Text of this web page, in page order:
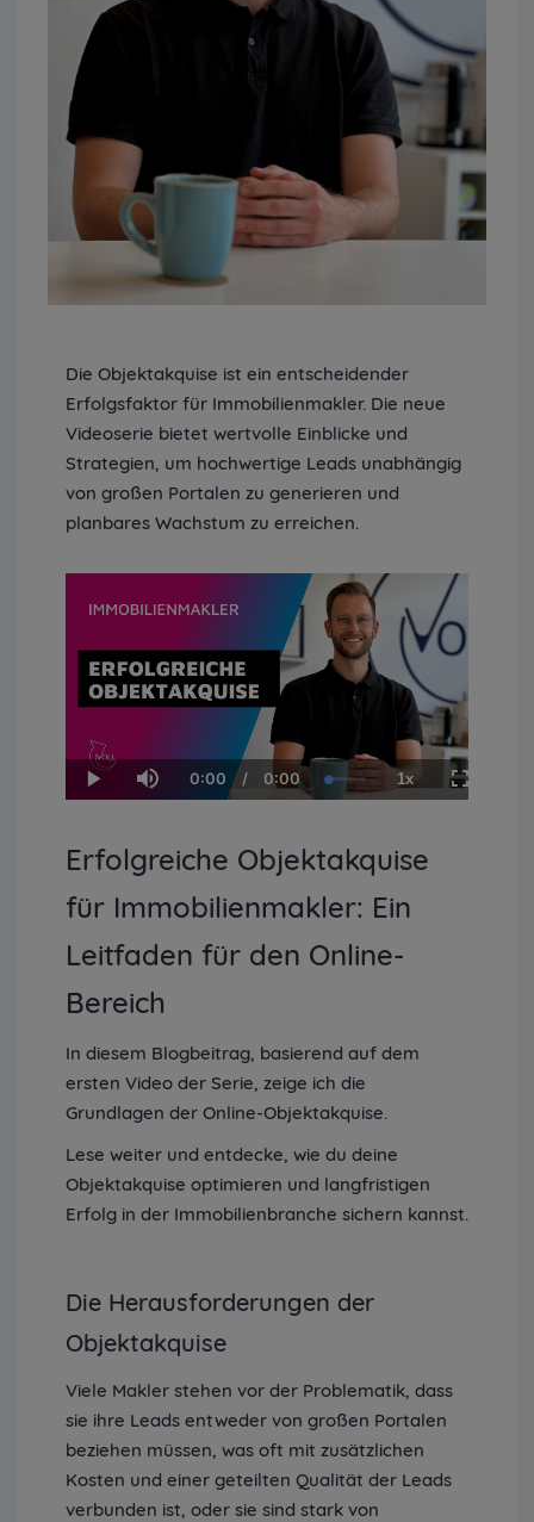
Die Objektakquise ist ein entscheidender
Erfolgsfaktor für Immobilienmakler. Die neue
Videoserie bietet wertvolle Einblicke und
Strategien, um hochwertige Leads unabhängig
von großen Portalen zu generieren und
planbares Wachstum zu erreichen.
Play Mute
Current
Time
0:00 / Duration
0:00 Loaded
0.00%
1xPlayback
Rate
Erfolgreiche Objektakquise
für Immobilienmakler: Ein
Leitfaden für den Online-
Bereich
In diesem Blogbeitrag, basierend auf dem
ersten Video der Serie, zeige ich die
Grundlagen der Online-Objektakquise.
Lese weiter und entdecke, wie du deine
Objektakquise optimieren und langfristigen
Erfolg in der Immobilienbranche sichern kannst.
Die Herausforderungen der
Objektakquise
Viele Makler stehen vor der Problematik, dass
sie ihre Leads entweder von großen Portalen
beziehen müssen, was oft mit zusätzlichen
Kosten und einer geteilten Qualität der Leads
verbunden ist, oder sie sind stark von